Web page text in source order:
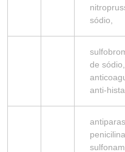
sódio,
de sódio,
anti-